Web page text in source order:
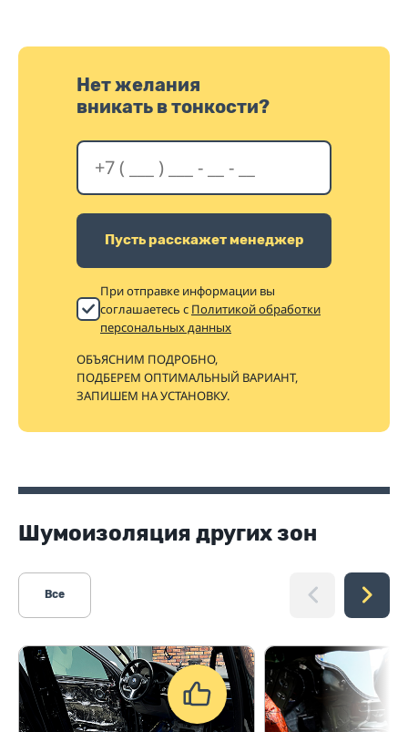
Нет желания
вникать в тонкости?
Пусть расскажет менеджер
При отправке информации вы
соглашаетесь с Политикой обработки
персональных данных
ОБЪЯСНИМ ПОДРОБНО,
ПОДБЕРЕМ ОПТИМАЛЬНЫЙ ВАРИАНТ,
ЗАПИШЕМ НА УСТАНОВКУ.
Шумоизоляция других зон
Все